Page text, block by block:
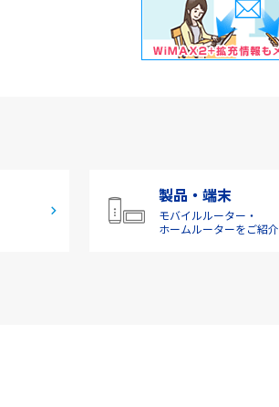
製品・端末
モバイルルーター・
ホームルーターをご紹介